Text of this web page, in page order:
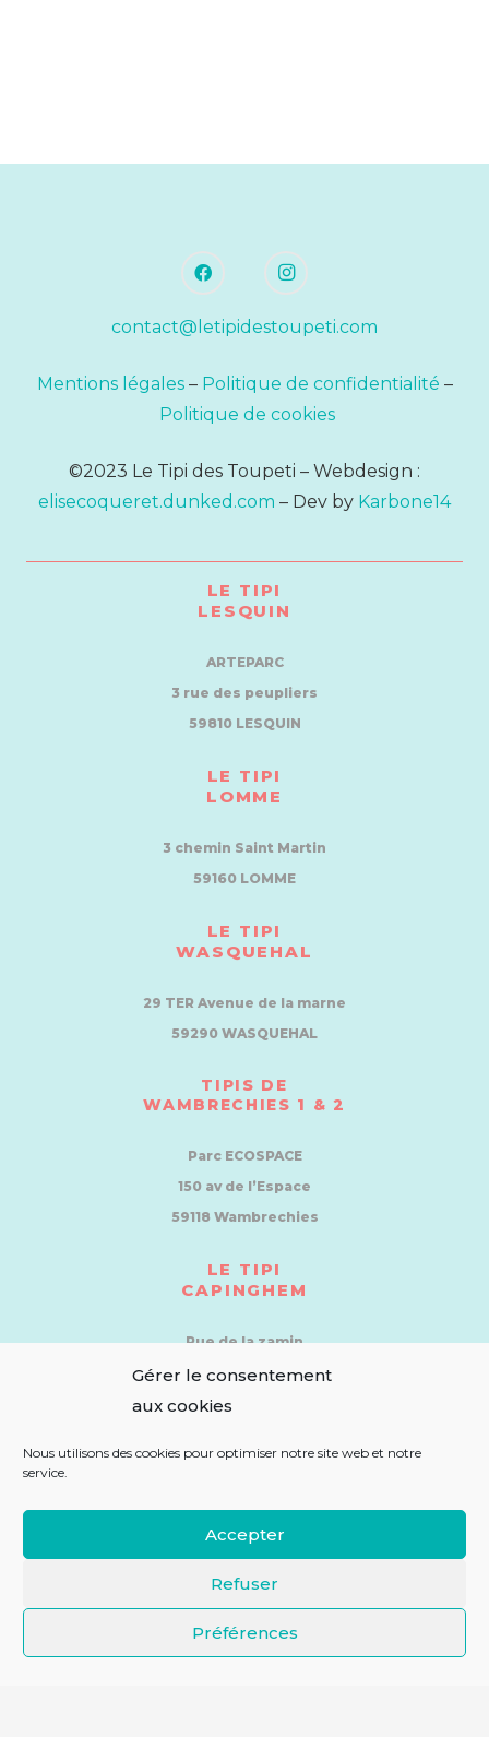
Gérer le consentement
aux cookies
Nous utilisons des cookies pour optimiser notre site web et notre
service.
Accepter
Refuser
Préférences
contact@letipidestoupeti.com
Mentions légales– Politique de confidentialité –
Politique de cookies
©2023 Le Tipi des Toupeti – Webdesign :
elisecoqueret.dunked.com – Dev by Karbone14
LE TIPI
LESQUIN
ARTEPARC
3 rue des peupliers
59810 LESQUIN
LE TIPI
LOMME
3 chemin Saint Martin
59160 LOMME
LE TIPI
WASQUEHAL
29 TER Avenue de la marne
59290 WASQUEHAL
TIPIS DE
WAMBRECHIES 1 & 2
Parc ECOSPACE
150 av de l’Espace
59118 Wambrechies
LE TIPI
CAPINGHEM
Rue de la zamin
IMMEUBLE Guilaur
59160 CAPINGHEM
LE TIPI
ENGLOS
4 allée du progrès
59320 Englos
LE TIPI
MARCQ-EN-BAROEUL